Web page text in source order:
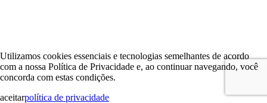
Utilizamos cookies essenciais e tecnologias semelhantes de acordo
com a nossa Política de Privacidade e, ao continuar navegando, você
concorda com estas condições.
aceitarpolítica de privacidade